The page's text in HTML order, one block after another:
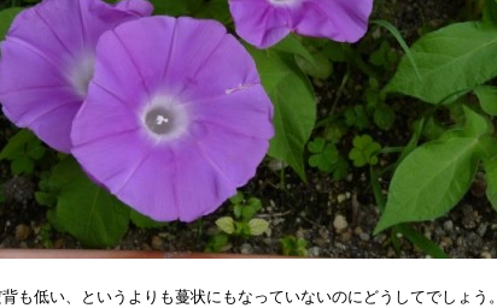
背も低い、というよりも蔓状にもなっていないのにどうしてでしょう。